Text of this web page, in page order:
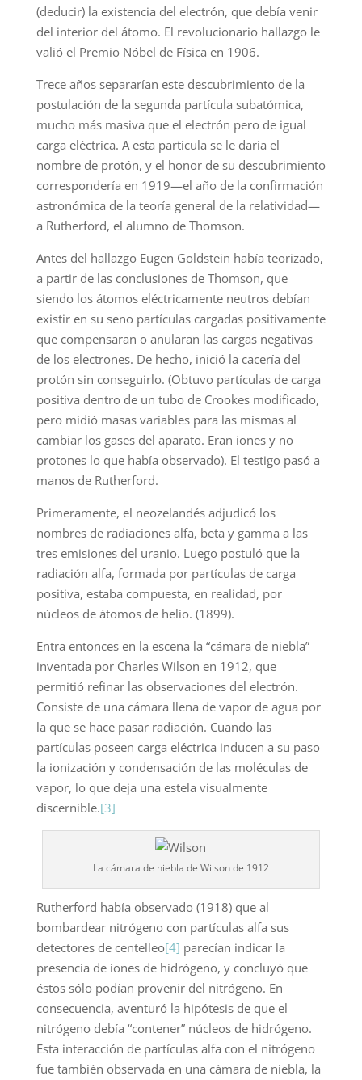
(deducir) la existencia del electrón, que debía venir
del interior del átomo. El revolucionario hallazgo le
valió el Premio Nóbel de Física en 1906.
Trece años separarían este descubrimiento de la
postulación de la segunda partícula subatómica,
mucho más masiva que el electrón pero de igual
carga eléctrica. A esta partícula se le daría el
nombre de protón, y el honor de su descubrimiento
correspondería en 1919—el año de la confirmación
astronómica de la teoría general de la relatividad—
a Rutherford, el alumno de Thomson.
Antes del hallazgo Eugen Goldstein había teorizado,
a partir de las conclusiones de Thomson, que
siendo los átomos eléctricamente neutros debían
existir en su seno partículas cargadas positivamente
que compensaran o anularan las cargas negativas
de los electrones. De hecho, inició la cacería del
protón sin conseguirlo. (Obtuvo partículas de carga
positiva dentro de un tubo de Crookes modificado,
pero midió masas variables para las mismas al
cambiar los gases del aparato. Eran iones y no
protones lo que había observado). El testigo pasó a
manos de Rutherford.
Primeramente, el neozelandés adjudicó los
nombres de radiaciones alfa, beta y gamma a las
tres emisiones del uranio. Luego postuló que la
radiación alfa, formada por partículas de carga
positiva, estaba compuesta, en realidad, por
núcleos de átomos de helio. (1899).
Entra entonces en la escena la “cámara de niebla”
inventada por Charles Wilson en 1912, que
permitió refinar las observaciones del electrón.
Consiste de una cámara llena de vapor de agua por
la que se hace pasar radiación. Cuando las
partículas poseen carga eléctrica inducen a su paso
la ionización y condensación de las moléculas de
vapor, lo que deja una estela visualmente
discernible.[3]
La cámara de niebla de Wilson de 1912
Rutherford había observado (1918) que al
bombardear nitrógeno con partículas alfa sus
detectores de centelleo[4] parecían indicar la
presencia de iones de hidrógeno, y concluyó que
éstos sólo podían provenir del nitrógeno. En
consecuencia, aventuró la hipótesis de que el
nitrógeno debía “contener” núcleos de hidrógeno.
Esta interacción de partículas alfa con el nitrógeno
fue también observada en una cámara de niebla, la